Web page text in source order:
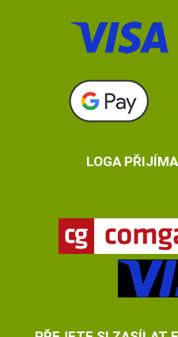
LOGA